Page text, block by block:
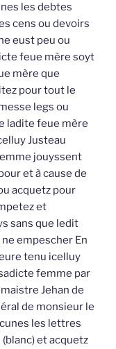
les debtes
cens ou devoirs
eust peu ou
feue mère soyt
mère que
pour tout le
legs ou
ladite feue mère
Justeau
jouyssent
et à cause de
acquetz pour
et
sans que ledit
empescher En
tenu icelluy
femme par
Jehan de
de monsieur le
les lettres
et acquetz